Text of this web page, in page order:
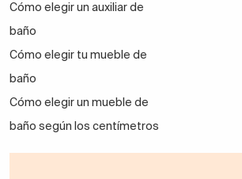
Cómo elegir un auxiliar de
baño
Cómo elegir tu mueble de
baño
Cómo elegir un mueble de
baño según los centímetros